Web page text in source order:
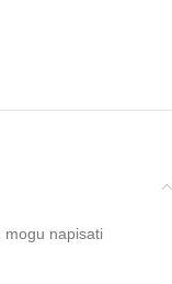
mogu napisati